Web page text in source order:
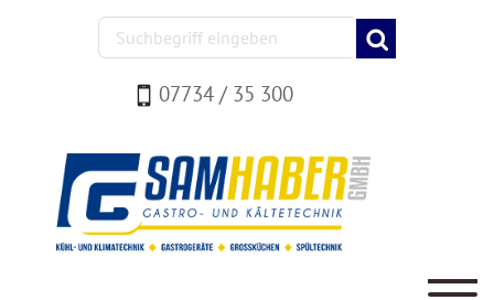
07734 / 35 300